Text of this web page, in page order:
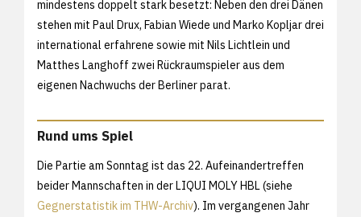
mindestens doppelt stark besetzt: Neben den drei Dänen
stehen mit Paul Drux, Fabian Wiede und Marko Kopljar drei
international erfahrene sowie mit Nils Lichtlein und
Matthes Langhoff zwei Rückraumspieler aus dem
eigenen Nachwuchs der Berliner parat.
Rund ums Spiel
Die Partie am Sonntag ist das 22. Aufeinandertreffen
beider Mannschaften in der LIQUI MOLY HBL (siehe
Gegnerstatistik im THW-Archiv). Im vergangenen Jahr